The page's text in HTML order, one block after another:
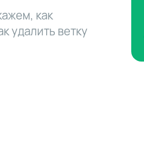
как
удалить ветку